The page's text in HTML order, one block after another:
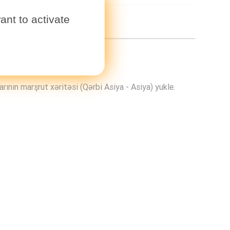
marşrut xəritəsi (Qərbi Asiya - Asiya) yukle.
to activate